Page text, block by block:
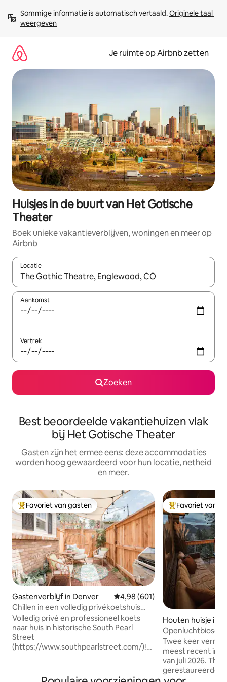
direct
naar
Sommige informatie is automatisch vertaald. Originele taal
weergeven
Je ruimte op Airbnb zetten
Huisjes in de buurt van Het Gotische
Theater
Boek unieke vakantieverblijven, woningen en meer op
Airbnb
Locatie
Wanneer er suggesties beschikbaar zijn, maak je een keuze
Aankomst
Vertrek
Zoeken
Best beoordeelde vakantiehuizen vlak
bij Het Gotische Theater
Gasten zijn het ermee eens: deze accommodaties
worden hoog gewaardeerd voor hun locatie, netheid
en meer.
Topfavoriet van gasten
Favoriet van gasten
Gastenverblijf in Denver Gemiddelde beoordeling van
4,98 (601)
Chillen in een volledig privékoetshuis
met bamboestoel
Volledig privé en professioneel koets
naar huis in historische South Pearl
Street
(https://www.southpearlstreet.com/)!
bekijk de krijtbordkaart bij deze op
Topfavoriet van
Favoriet van
Houten huisje in
Gerestaureerde
Twee keer
meest recent in
van juli 2026. The
gerestaureerde
jaren 70 — op 35